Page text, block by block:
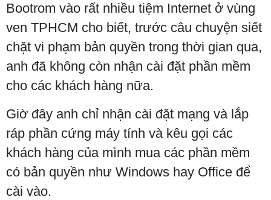
Bootrom vào rất nhiều tiệm Internet ở vùng
ven TPHCM cho biết, trước câu chuyện siết
chặt vi phạm bản quyền trong thời gian qua,
anh đã không còn nhận cài đặt phần mềm
cho các khách hàng nữa.
Giờ đây anh chỉ nhận cài đặt mạng và lắp
ráp phần cứng máy tính và kêu gọi các
khách hàng của mình mua các phần mềm
có bản quyền như Windows hay Office để
cài vào.